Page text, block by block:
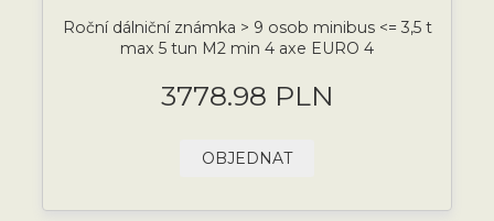
Roční dálniční známka > 9 osob minibus <= 3,5 t
max 5 tun M2 min 4 axe EURO 4
3778.98 PLN
OBJEDNAT